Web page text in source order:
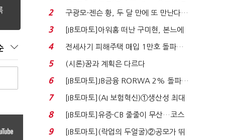
격…추미애, 20년...
2
구광모-젠슨 황, 두 달 만에 또 만난다…
로봇·AI 등 논...
3
[IB토마토]아워홈 떠난 구미현, 본느에
340억 베팅…가...
4
전세사기 피해주택 매입 1만호 돌파…
누적 피해자 4만2...
5 (시론)꿈과 계획은 다르다
6
[IB토마토]JB금융 RORWA 2% 돌파…
실적 견인은 은행 ...
7
[IB토마토](AI 보험혁신)①생산성 최대
80% 개선…현실...
8
[IB토마토]유증·CB 줄줄이 무산…코스
닥 벌점 급증에 ...
9
[IB토마토](락업의 두얼굴)②공모가 뛰